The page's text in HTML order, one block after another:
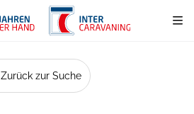
Zurück zur Suche